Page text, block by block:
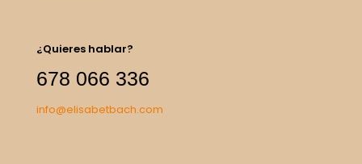
¿Quieres hablar?
678 066 336
info@elisabetbach.com